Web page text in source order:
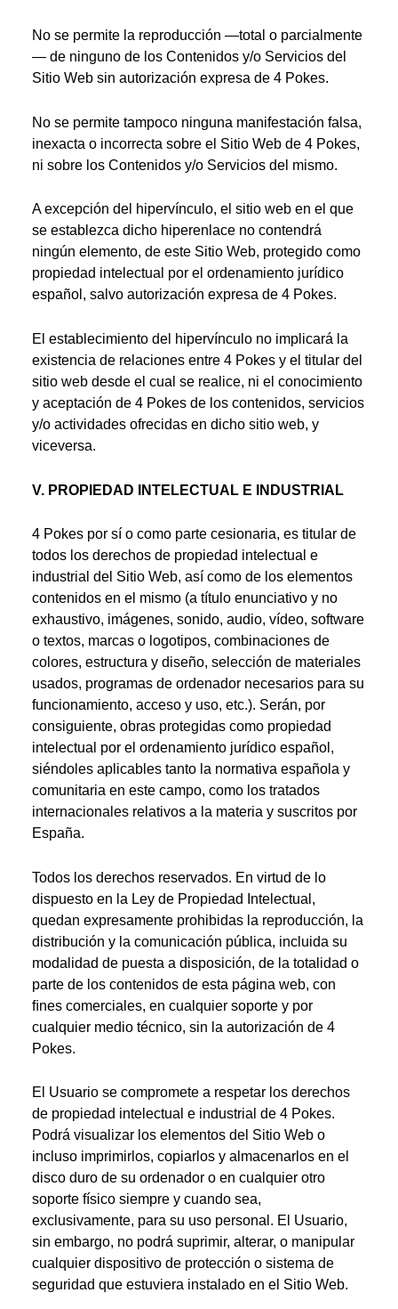
No se permite la reproducción —total o parcialmente
— de ninguno de los Contenidos y/o Servicios del
Sitio Web sin autorización expresa de 4 Pokes.
No se permite tampoco ninguna manifestación falsa,
inexacta o incorrecta sobre el Sitio Web de 4 Pokes,
ni sobre los Contenidos y/o Servicios del mismo.
A excepción del hipervínculo, el sitio web en el que
se establezca dicho hiperenlace no contendrá
ningún elemento, de este Sitio Web, protegido como
propiedad intelectual por el ordenamiento jurídico
español, salvo autorización expresa de 4 Pokes.
El establecimiento del hipervínculo no implicará la
existencia de relaciones entre 4 Pokes y el titular del
sitio web desde el cual se realice, ni el conocimiento
y aceptación de 4 Pokes de los contenidos, servicios
y/o actividades ofrecidas en dicho sitio web, y
viceversa.
V. PROPIEDAD INTELECTUAL E INDUSTRIAL
4 Pokes por sí o como parte cesionaria, es titular de
todos los derechos de propiedad intelectual e
industrial del Sitio Web, así como de los elementos
contenidos en el mismo (a título enunciativo y no
exhaustivo, imágenes, sonido, audio, vídeo, software
o textos, marcas o logotipos, combinaciones de
colores, estructura y diseño, selección de materiales
usados, programas de ordenador necesarios para su
funcionamiento, acceso y uso, etc.). Serán, por
consiguiente, obras protegidas como propiedad
intelectual por el ordenamiento jurídico español,
siéndoles aplicables tanto la normativa española y
comunitaria en este campo, como los tratados
internacionales relativos a la materia y suscritos por
España.
Todos los derechos reservados. En virtud de lo
dispuesto en la Ley de Propiedad Intelectual,
quedan expresamente prohibidas la reproducción, la
distribución y la comunicación pública, incluida su
modalidad de puesta a disposición, de la totalidad o
parte de los contenidos de esta página web, con
ﬁnes comerciales, en cualquier soporte y por
cualquier medio técnico, sin la autorización de 4
Pokes.
El Usuario se compromete a respetar los derechos
de propiedad intelectual e industrial de 4 Pokes.
Podrá visualizar los elementos del Sitio Web o
incluso imprimirlos, copiarlos y almacenarlos en el
disco duro de su ordenador o en cualquier otro
soporte físico siempre y cuando sea,
exclusivamente, para su uso personal. El Usuario,
sin embargo, no podrá suprimir, alterar, o manipular
cualquier dispositivo de protección o sistema de
seguridad que estuviera instalado en el Sitio Web.